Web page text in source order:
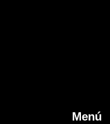
Menú